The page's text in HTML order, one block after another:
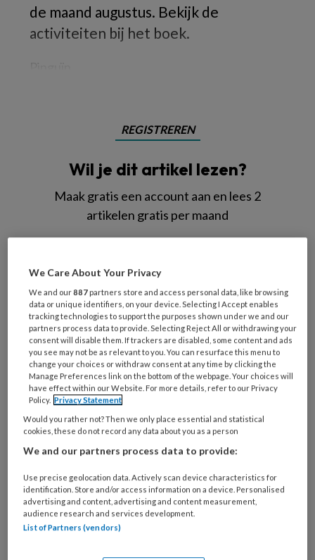
de maand augustus. Bekijk de
activiteiten bij het boek.
REGISTREREN
Wil je dit artikel lezen?
Maak gratis een account aan en lees 2
artikelen gratis per maand
Wat
is
je
e-
mailadres?
* *
Kies
je
wachtwoord* *
Kies
je
functie *
Bij
welke
organisatie
werk
je?
Untitled
Ontvang 2x per week de
We Care About Your Privacy
We and our887 partners store and access personal data, like browsing
data or unique identifiers, on your device. Selecting I Accept enables
tracking technologies to support the purposes shown under we and our
partners process data to provide. Selecting Reject All or withdrawing your
consent will disable them. If trackers are disabled, some content and ads
you see may not be as relevant to you. You can resurface this menu to
change your choices or withdraw consent at any time by clicking the
Manage Preferences link on the bottom of the webpage. Your choices will
have effect within our Website. For more details, refer to our Privacy
Policy. Privacy Statement
Would you rather not? Then we only place essential and statistical
cookies, these do not record any data about you as a person
We and our partners process data to provide:
Use precise geolocation data. Actively scan device characteristics for
identification. Store and/or access information on a device. Personalised
advertising and content, advertising and content measurement,
audience research and services development.
List of Partners (vendors)